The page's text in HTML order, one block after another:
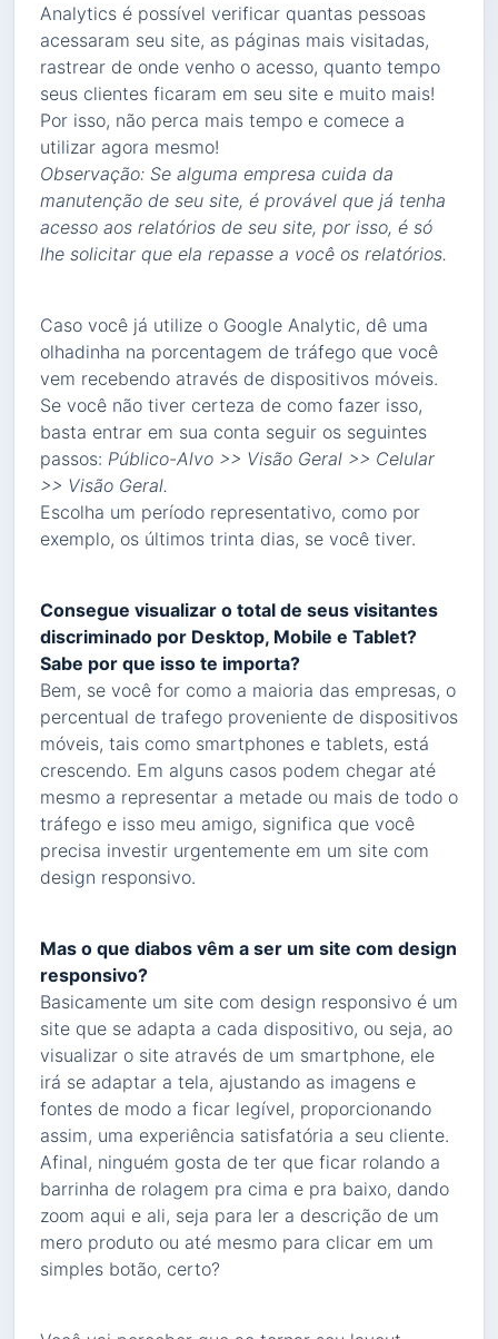
Analytics é possível verificar quantas pessoas
acessaram seu site, as páginas mais visitadas,
rastrear de onde venho o acesso, quanto tempo
seus clientes ficaram em seu site e muito mais!
Por isso, não perca mais tempo e comece a
utilizar agora mesmo!
Observação: Se alguma empresa cuida da
manutenção de seu site, é provável que já tenha
acesso aos relatórios de seu site, por isso, é só
lhe solicitar que ela repasse a você os relatórios.
Caso você já utilize o Google Analytic, dê uma
olhadinha na porcentagem de tráfego que você
vem recebendo através de dispositivos móveis.
Se você não tiver certeza de como fazer isso,
basta entrar em sua conta seguir os seguintes
passos: Público-Alvo >> Visão Geral >> Celular
>> Visão Geral.
Escolha um período representativo, como por
exemplo, os últimos trinta dias, se você tiver.
Consegue visualizar o total de seus visitantes
discriminado por Desktop, Mobile e Tablet?
Sabe por que isso te importa?
Bem, se você for como a maioria das empresas, o
percentual de trafego proveniente de dispositivos
móveis, tais como smartphones e tablets, está
crescendo. Em alguns casos podem chegar até
mesmo a representar a metade ou mais de todo o
tráfego e isso meu amigo, significa que você
precisa investir urgentemente em um site com
design responsivo.
Mas o que diabos vêm a ser um site com design
responsivo?
Basicamente um site com design responsivo é um
site que se adapta a cada dispositivo, ou seja, ao
visualizar o site através de um smartphone, ele
irá se adaptar a tela, ajustando as imagens e
fontes de modo a ficar legível, proporcionando
assim, uma experiência satisfatória a seu cliente.
Afinal, ninguém gosta de ter que ficar rolando a
barrinha de rolagem pra cima e pra baixo, dando
zoom aqui e ali, seja para ler a descrição de um
mero produto ou até mesmo para clicar em um
simples botão, certo?